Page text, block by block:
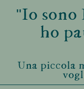
"Io sono
ho
Una piccola